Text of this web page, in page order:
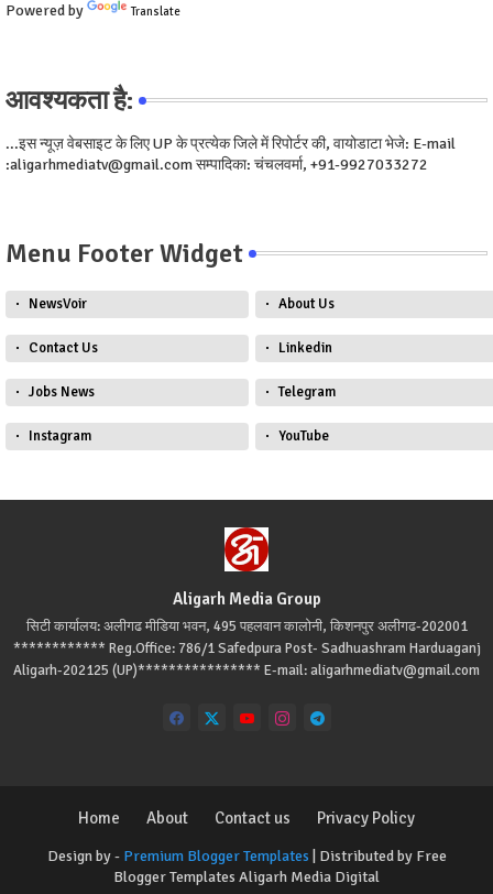
Powered by Translate
आवश्यकता है:
...इस न्यूज़ वेबसाइट के लिए UP के प्रत्येक जिले में रिपोर्टर की, वायोडाटा भेजे: E-mail
:aligarhmediatv@gmail.com सम्पादिका: चंचलवर्मा, +91-9927033272
Menu Footer Widget
NewsVoir About Us
Contact Us Linkedin
Jobs News Telegram
Instagram YouTube
Aligarh Media Group
सिटी कार्यालय: अलीगढ मीडिया भवन, 495 पहलवान कालोनी, किशनपुर अलीगढ-202001
************ Reg.Office: 786/1 Safedpura Post- Sadhuashram Harduaganj
Aligarh-202125 (UP)**************** E-mail: aligarhmediatv@gmail.com
Design by - Premium Blogger Templates | Distributed by Free
Blogger Templates Aligarh Media Digital
Home About Contact us Privacy Policy